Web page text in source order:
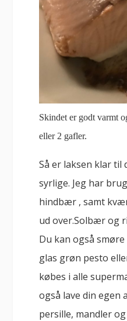
Skindet er godt varmt
eller 2 gafler.
Så er laksen klar
syrlige. Jeg har
hindbær , samt
ud over.Solbær og
Du kan også
glas grøn pesto
købes i alle
også lave din egen
persille, mandler